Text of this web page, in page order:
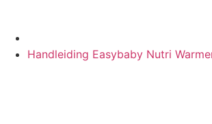
Handleiding Easybaby Nutri